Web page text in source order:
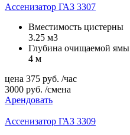
Ассенизатор ГАЗ 3307
Вместимость цистерны
3.25 м3
Глубина очищаемой ямы
4 м
цена 375 руб. /час
3000 руб. /смена
Арендовать
Ассенизатор ГАЗ 3309